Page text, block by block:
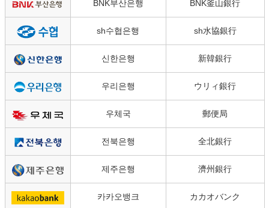
BNK부산은행 BNK釜山銀行
sh수협은행 sh水協銀行
신한은행 新韓銀行
우리은행 ウリィ銀行
우체국 郵便局
전북은행 全北銀行
제주은행 濟州銀行
카카오뱅크 カカオバンク